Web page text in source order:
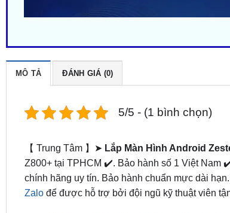
MÔ TẢ ĐÁNH GIÁ (0)
5/5 - (1 bình chọn)
【 Trung Tâm 】➤ Lắp Màn Hình Android
Z800+ tại TPHCM ✔️. Bảo hành số 1 Việt Nam
chính hãng uy tín. Bảo hành chuẩn mực dài
Zalođể được hỗ trợ bởi đội ngũ kỹ thuật viên